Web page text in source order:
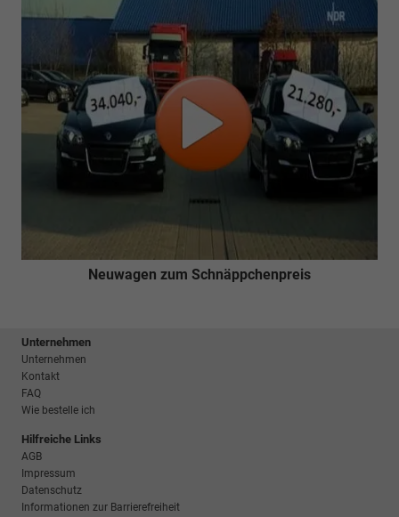
Neuwagen zum Schnäppchenpreis
Unternehmen
Unternehmen
Kontakt
FAQ
Wie bestelle ich
Hilfreiche Links
AGB
Impressum
Datenschutz
Informationen zur Barrierefreiheit